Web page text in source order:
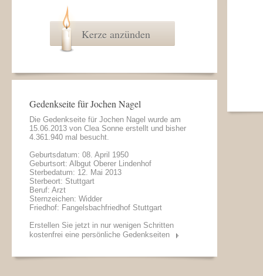
Kerze anzünden
Gedenkseite für Jochen Nagel
Die Gedenkseite für Jochen Nagel wurde am
15.06.2013 von Clea Sonne erstellt und bisher
4.361.940 mal besucht.
Geburtsdatum: 08. April 1950
Geburtsort: Albgut Oberer Lindenhof
Sterbedatum: 12. Mai 2013
Sterbeort: Stuttgart
Beruf: Arzt
Sternzeichen: Widder
Friedhof: Fangelsbachfriedhof Stuttgart
Erstellen Sie jetzt in nur wenigen Schritten
kostenfrei eine persönliche Gedenkseiten